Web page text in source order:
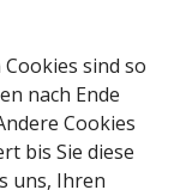
sind so
nach Ende
Cookies
bis Sie diese
uns, Ihren